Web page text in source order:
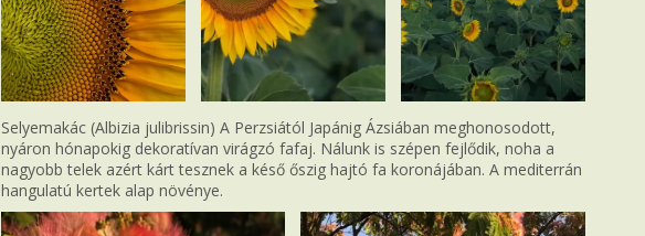
Selyemakác (Albizia julibrissin) A Perzsiától Japánig Ázsiában meghonosodott,
nyáron hónapokig dekoratívan virágzó fafaj. Nálunk is szépen fejlődik, noha a
nagyobb telek azért kárt tesznek a késő őszig hajtó fa koronájában. A mediterrán
hangulatú kertek alap növénye.